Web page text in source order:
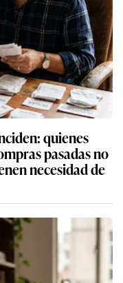
quienes
pasadas no
necesidad de